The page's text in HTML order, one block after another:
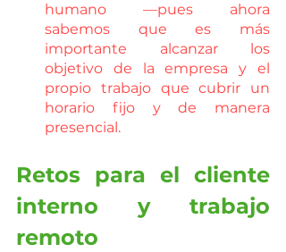
humano —pues ahora
sabemos que es más
importante alcanzar los
objetivo de la empresa y el
propio trabajo que cubrir un
horario fijo y de manera
presencial.
Retos para el cliente
interno y trabajo
remoto